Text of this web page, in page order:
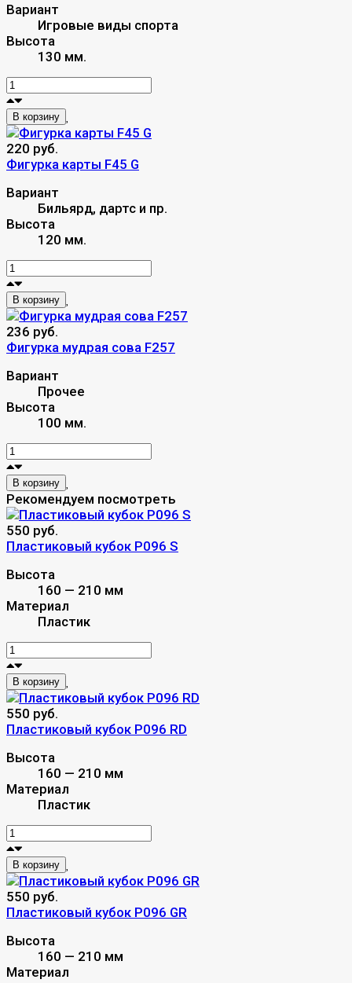
Вариант
Игровые виды спорта
Высота
130 мм.
В корзину
220 руб.
Фигурка карты F45 G
Вариант
Бильярд, дартс и пр.
Высота
120 мм.
В корзину
236 руб.
Фигурка мудрая сова F257
Вариант
Прочее
Высота
100 мм.
В корзину
Рекомендуем посмотреть
550 руб.
Пластиковый кубок P096 S
Высота
160 — 210 мм
Материал
Пластик
В корзину
550 руб.
Пластиковый кубок P096 RD
Высота
160 — 210 мм
Материал
Пластик
В корзину
550 руб.
Пластиковый кубок P096 GR
Высота
160 — 210 мм
Материал